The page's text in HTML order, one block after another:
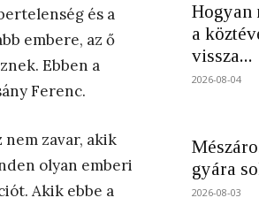
és a
embere, az ő
Ebben a
Ferenc.
zavar, akik
olyan emberi
Akik ebbe a
Hogyan
a
vissza...
2026-08-04
gyára
2026-08-03